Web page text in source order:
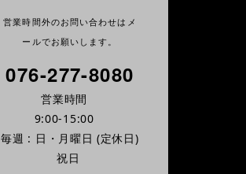
営業時間外のお問い合わせはメ
ールでお願いします。
076-277-8080
営業時間
9:00-15:00
毎週 : 日・月曜日 (定休日)
祝日